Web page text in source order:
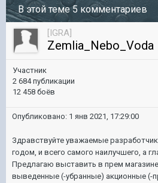
В этой теме 5 комментариев
[IGRA]
Zemlia_Nebo_Voda
Участник
2 684 публикации
12 458 боёв
Опубликовано: 1 янв 2021, 17:29:00
Здравствуйте уважаемые
годом, и всего самого наилучшего, а
Предлагаю выставить в прем
выведенные (-убранные) акционные (-